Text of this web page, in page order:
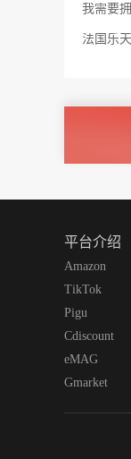
我需要
法国乐
平台介绍
Amazon
TikTok
Pigu
Cdiscount
eMAG
Gmarket